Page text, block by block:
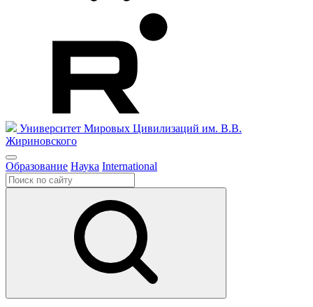
Университет Мировых Цивилизаций им. В.В.
Жириновского
Образование Наука International